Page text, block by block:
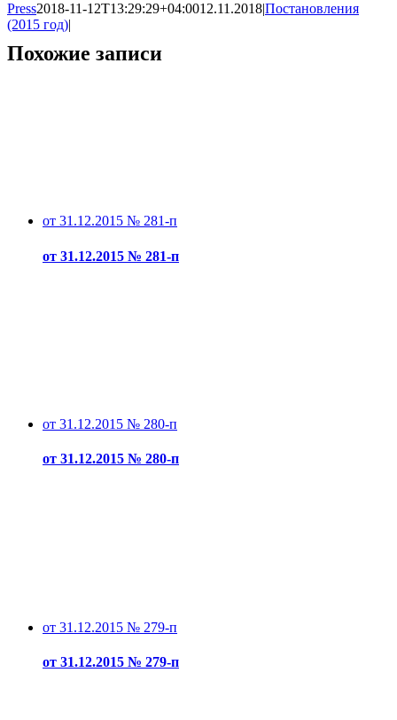
Press2018-11-12T13:29:29+04:0012.11.2018|Постановления
(2015 год)|
Похожие записи
от 31.12.2015 № 281-п
от 31.12.2015 № 281-п
от 31.12.2015 № 280-п
от 31.12.2015 № 280-п
от 31.12.2015 № 279-п
от 31.12.2015 № 279-п